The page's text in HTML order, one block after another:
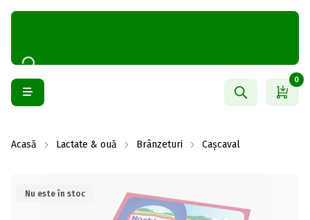
0
Acasă Lactate & ouă Brânzeturi Cașcaval
Nu este în stoc